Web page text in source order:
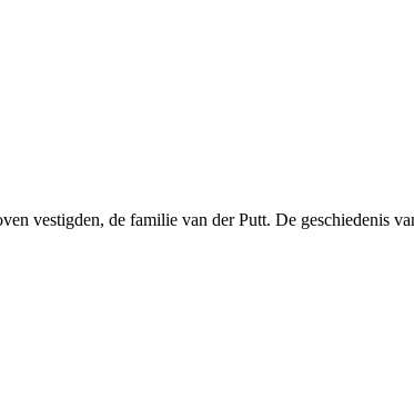
vestigden, de familie van der Putt. De geschiedenis